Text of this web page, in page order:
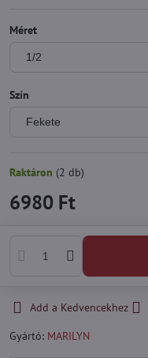
Méret
Szín
Raktáron (2 db)
6980 Ft
Add a Kedvencekhez
Gyártó: MARILYN